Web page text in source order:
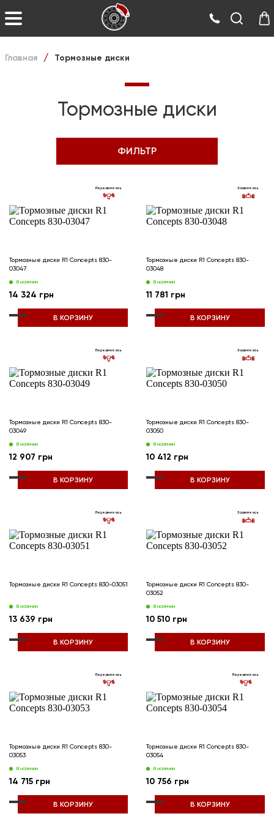
Главная / Тормозные диски
Тормозные диски
ФИЛЬТР
Передняя ось
Тормозные диски R1 Concepts 830-
03047
В наличии
14 324 грн
В КОРЗИНУ
Задняя ось
Тормозные диски R1 Concepts 830-
03048
В наличии
11 781 грн
В КОРЗИНУ
Передняя ось
Тормозные диски R1 Concepts 830-
03049
В наличии
12 907 грн
В КОРЗИНУ
Задняя ось
Тормозные диски R1 Concepts 830-
03050
В наличии
10 412 грн
В КОРЗИНУ
Передняя ось
Тормозные диски R1 Concepts 830-03051
В наличии
13 639 грн
В КОРЗИНУ
Задняя ось
Тормозные диски R1 Concepts 830-
03052
В наличии
10 510 грн
В КОРЗИНУ
Передняя ось
Тормозные диски R1 Concepts 830-
03053
В наличии
14 715 грн
В КОРЗИНУ
Передняя ось
Тормозные диски R1 Concepts 830-
03054
В наличии
10 756 грн
В КОРЗИНУ